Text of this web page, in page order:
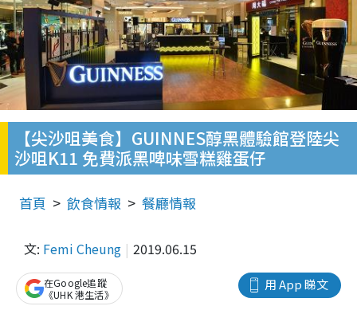
【尖沙咀美食】GUINNES醇黑體驗館登陸尖
沙咀K11 免費派黑啤味雪糕雞蛋仔
首頁 飲食情報 餐廳情報
文: Femi Cheung 2019.06.15
用 App 睇文
在Google追蹤
《UHK 港生活》